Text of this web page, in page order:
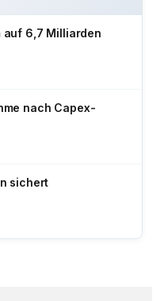
auf 6,7 Milliarden
nach Capex-
sichert